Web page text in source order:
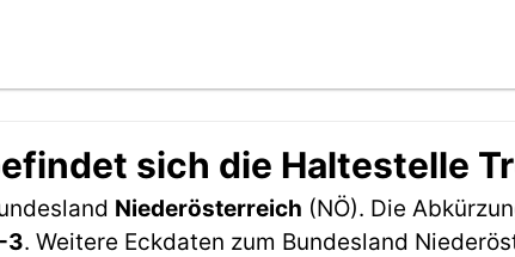
sich die Haltestelle
Niederösterreich (NÖ). Die
3. Weitere Eckdaten zum Bundesland